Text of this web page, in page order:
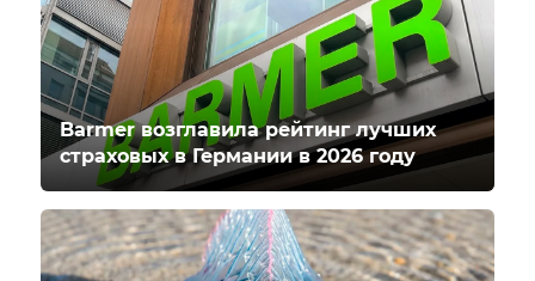
Barmer возглавила рейтинг лучших
страховых в Германии в 2026 году